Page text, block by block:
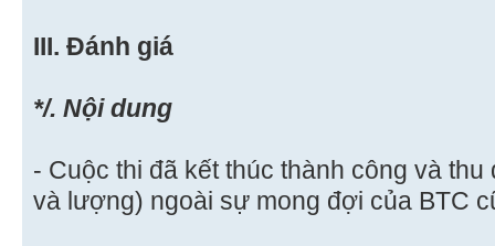
III. Đánh giá
*/. Nội dung
- Cuộc thi đã kết thúc thành công và
và lượng) ngoài sự mong đợi của BTC